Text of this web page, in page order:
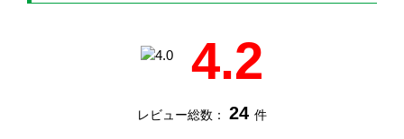
4.2
レビュー総数： 24 件